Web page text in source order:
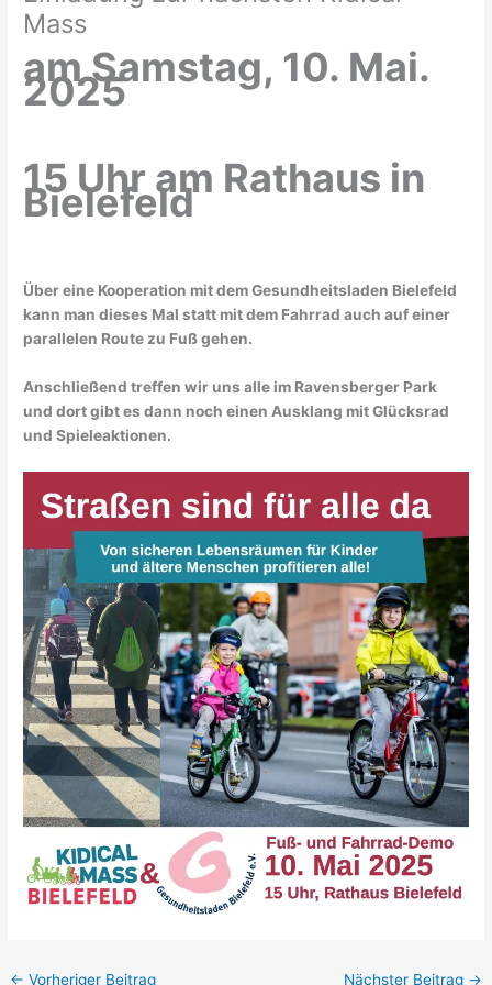
Mass
am Samstag, 10. Mai.
2025
15 Uhr am Rathaus in
Bielefeld
Über eine Kooperation mit dem Gesundheitsladen Bielefeld
kann man dieses Mal statt mit dem Fahrrad auch auf einer
parallelen Route zu Fuß gehen.
Anschließend treffen wir uns alle im Ravensberger Park
und dort gibt es dann noch einen Ausklang mit Glücksrad
und Spieleaktionen.
← Vorheriger Beitrag Nächster Beitrag →